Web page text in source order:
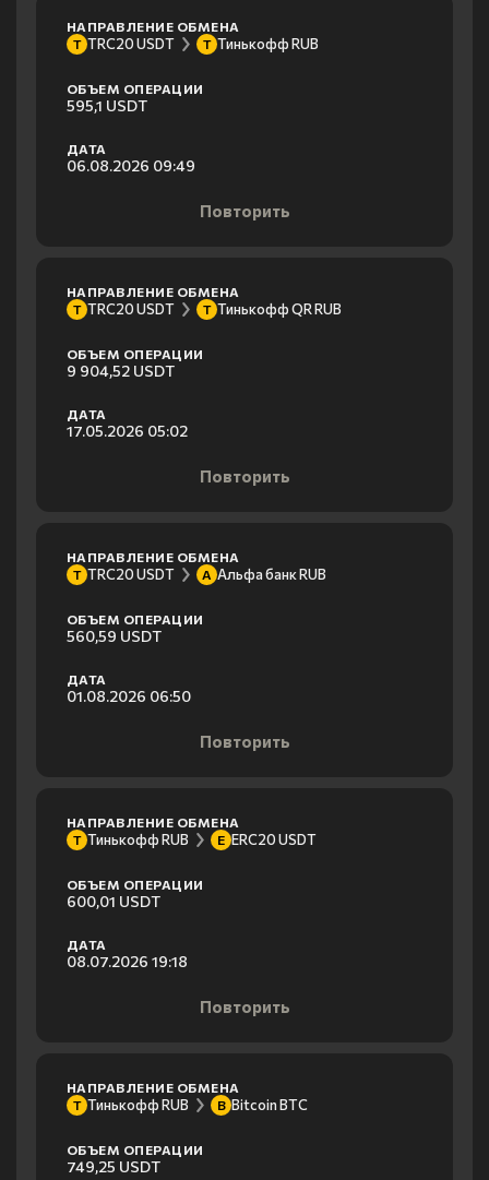
НАПРАВЛЕНИЕ ОБМЕНА
T TRC20 USDT Т Тинькофф RUB
ОБЪЕМ ОПЕРАЦИИ
595,1 USDT
ДАТА
06.08.2026 09:49
Повторить
НАПРАВЛЕНИЕ ОБМЕНА
T TRC20 USDT Т Тинькофф QR RUB
ОБЪЕМ ОПЕРАЦИИ
9 904,52 USDT
ДАТА
17.05.2026 05:02
Повторить
НАПРАВЛЕНИЕ ОБМЕНА
T TRC20 USDT А Альфа банк RUB
ОБЪЕМ ОПЕРАЦИИ
560,59 USDT
ДАТА
01.08.2026 06:50
Повторить
НАПРАВЛЕНИЕ ОБМЕНА
Т Тинькофф RUB E ERC20 USDT
ОБЪЕМ ОПЕРАЦИИ
600,01 USDT
ДАТА
08.07.2026 19:18
Повторить
НАПРАВЛЕНИЕ ОБМЕНА
Т Тинькофф RUB B Bitcoin BTC
ОБЪЕМ ОПЕРАЦИИ
749,25 USDT